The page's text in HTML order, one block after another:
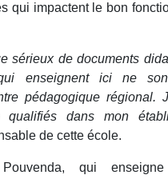
qui impactent le bon
sérieux de documents
qui enseignent ici ne
pédagogique régional.
qualifiés dans mon
de cette école.
qui